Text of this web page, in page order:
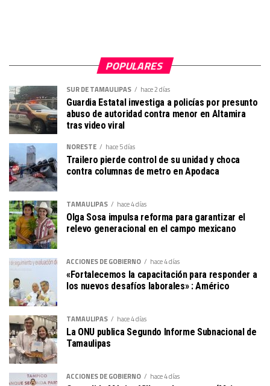
POPULARES
SUR DE TAMAULIPAS hace 2 días
Guardia Estatal investiga a policías por presunto
abuso de autoridad contra menor en Altamira
tras video viral
NORESTE hace 5 días
Trailero pierde control de su unidad y choca
contra columnas de metro en Apodaca
TAMAULIPAS hace 4 días
Olga Sosa impulsa reforma para garantizar el
relevo generacional en el campo mexicano
ACCIONES DE GOBIERNO hace 4 días
«Fortalecemos la capacitación para responder a
los nuevos desafíos laborales» : Américo
TAMAULIPAS hace 4 días
La ONU publica Segundo Informe Subnacional de
Tamaulipas
ACCIONES DE GOBIERNO hace 4 días